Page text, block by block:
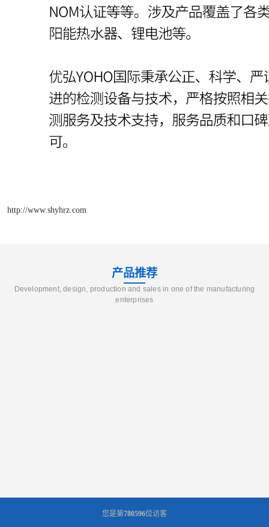
http://www.shyhrz.com
产品推荐
Development, design, production and sales in one of the manufacturing
enterprises
您是第780596位访客